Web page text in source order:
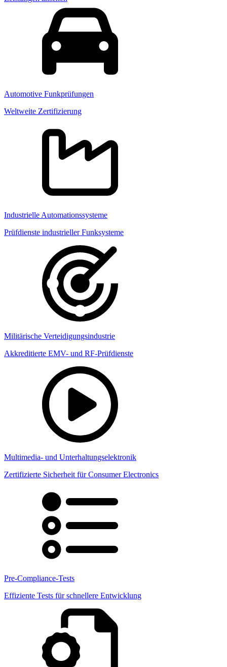
Automotive Funkprüfungen
Weltweite Zertifizierung
Industrielle Automationssysteme
Prüfdienste industrieller Funksysteme
Militärische Verteidigungsindustrie
Akkreditierte EMV- und RF-Prüfdienste
Multimedia- und Unterhaltungselektronik
Zertifizierte Sicherheit für Consumer Electronics
Pre-Compliance-Tests
Effiziente Tests für schnellere Entwicklung